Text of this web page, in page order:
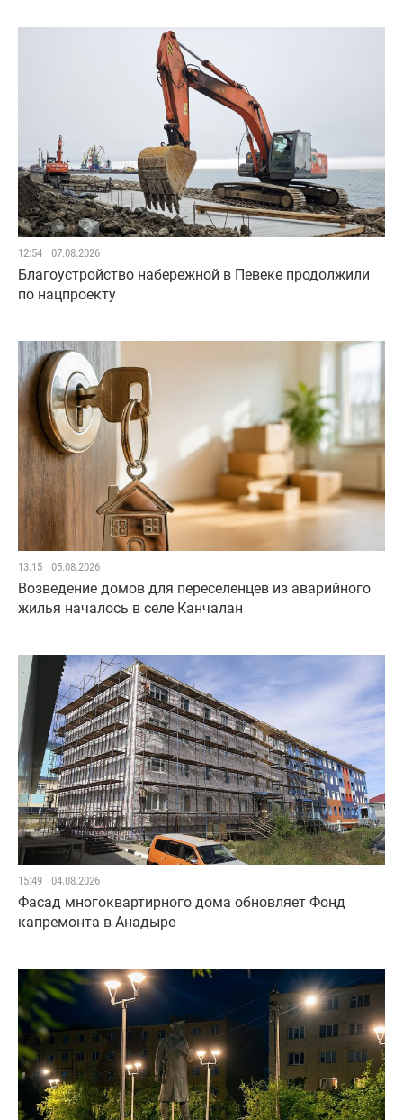
12:54 07.08.2026
Благоустройство набережной в Певеке продолжили
по нацпроекту
13:15 05.08.2026
Возведение домов для переселенцев из аварийного
жилья началось в селе Канчалан
15:49 04.08.2026
Фасад многоквартирного дома обновляет Фонд
капремонта в Анадыре